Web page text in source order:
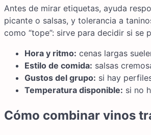
Antes de mirar etiquetas, ayuda
picante o salsas, y tolerancia a
como “tope”: sirve para decidir si se
Hora y ritmo: cenas largas
Estilo de comida: salsas
Gustos del grupo: si hay
Temperatura disponible: si no
Cómo combinar vinos